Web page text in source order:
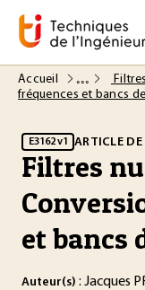
Accueil
fréquences et bancs
E3162 v1 ARTICLE DE
Filtres
et bancs
Auteur(s) : Jacques